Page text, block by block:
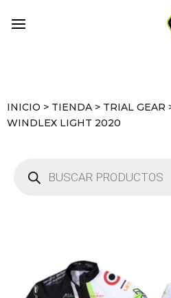
INICIO > TIENDA > TRIAL GEAR
WINDLEX LIGHT 2020
productos